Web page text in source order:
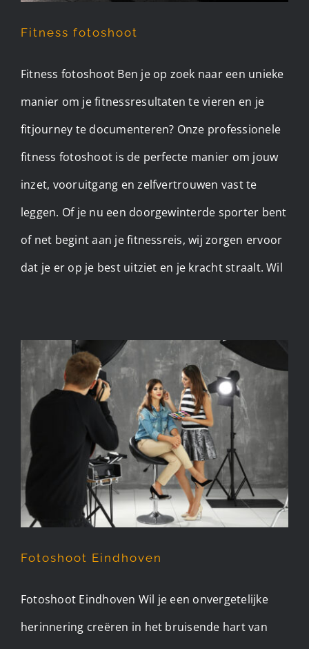
Fitness fotoshoot
Fitness fotoshoot Ben je op zoek naar een unieke
manier om je fitnessresultaten te vieren en je
fitjourney te documenteren? Onze professionele
fitness fotoshoot is de perfecte manier om jouw
inzet, vooruitgang en zelfvertrouwen vast te
leggen. Of je nu een doorgewinterde sporter bent
of net begint aan je fitnessreis, wij zorgen ervoor
dat je er op je best uitziet en je kracht straalt. Wil
Fotoshoot Eindhoven
Fotoshoot Eindhoven
Fotoshoot Eindhoven Wil je een onvergetelijke
herinnering creëren in het bruisende hart van